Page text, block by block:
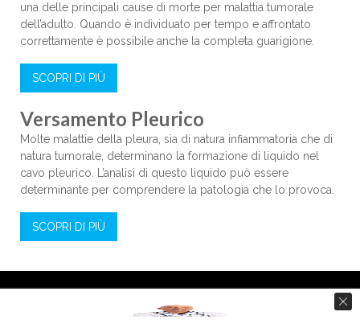
una delle principali cause di morte per malattia tumorale
dell’adulto. Quando è individuato per tempo e affrontato
correttamente è possibile anche la completa guarigione.
SCOPRI DI PIÙ
Versamento Pleurico
Molte malattie della pleura, sia di natura infiammatoria che di
natura tumorale, determinano la formazione di liquido nel
cavo pleurico. L’analisi di questo liquido può essere
determinante per comprendere la patologia che lo provoca.
SCOPRI DI PIÙ
Ordine dei Medici di Torino n. 14814 - P.IVA 10849090013